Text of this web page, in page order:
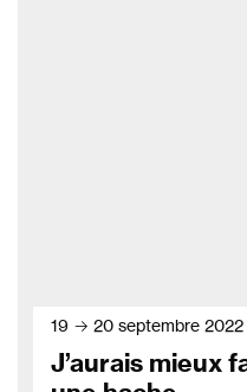
19 → 20 septembre 2022
J’aurais mieux